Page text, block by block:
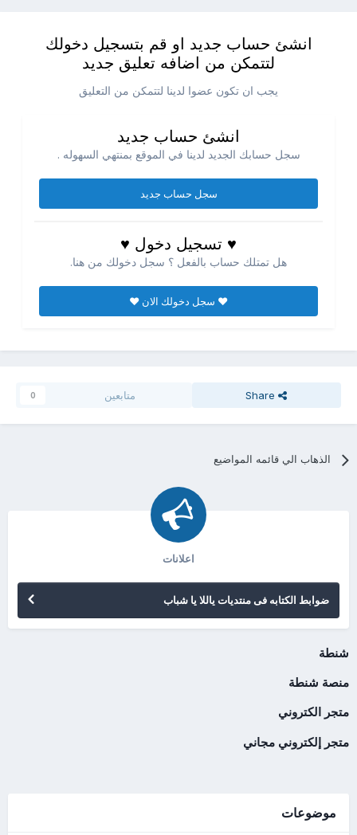
انشئ حساب جديد او قم بتسجيل دخولك
لتتمكن من اضافه تعليق جديد
يجب ان تكون عضوا لدينا لتتمكن من التعليق
انشئ حساب جديد
سجل حسابك الجديد لدينا في الموقع بمنتهي السهوله .
سجل حساب جديد
♥ تسجيل دخول ♥
هل تمتلك حساب بالفعل ؟ سجل دخولك من هنا.
♥ سجل دخولك الان ♥
Share متابعين 0
الذهاب الي قائمه المواضيع
اعلانات
ضوابط الكتابه فى منتديات ياللا يا شباب
شنطة
منصة شنطة
متجر الكتروني
متجر إلكتروني مجاني
موضوعات